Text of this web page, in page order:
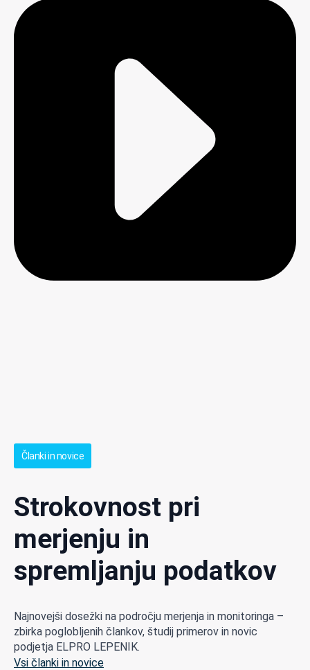
Članki in novice
Strokovnost pri
merjenju in
spremljanju podatkov
Najnovejši dosežki na področju merjenja in monitoringa –
zbirka poglobljenih člankov, študij primerov in novic
podjetja ELPRO LEPENIK.
Vsi članki in novice